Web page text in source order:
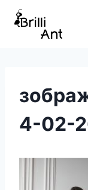
Перейти
4-02-